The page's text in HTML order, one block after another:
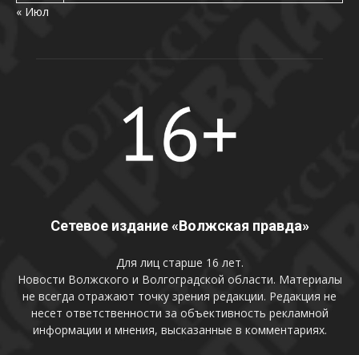
« Июл
Сетевое издание «Волжская правда»
Для лиц старше 16 лет.
Новости Волжского и Волгоградской области. Материалы
не всегда отражают точку зрения редакции. Редакция не
несет ответственности за объективность рекламной
информации и мнения, высказанные в комментариях.